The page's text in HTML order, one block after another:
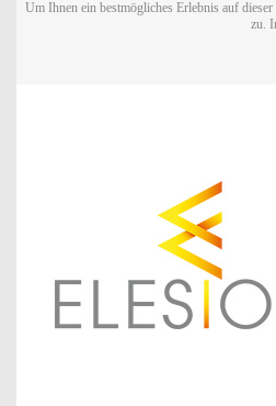
Um Ihnen ein bestmögliches Erlebnis auf
zu.